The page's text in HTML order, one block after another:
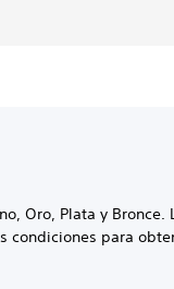
Oro, Plata y Bronce.
condiciones para